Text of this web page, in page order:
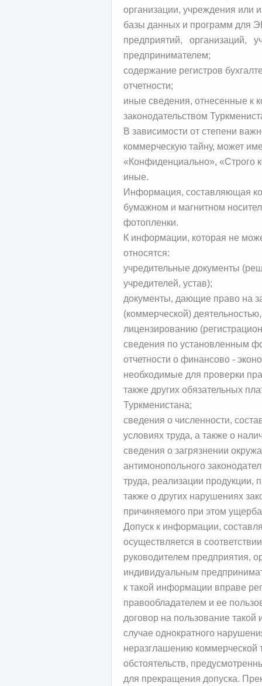
организации, учреждения или
базы данных и программ для
предприятий, организаций,
предпринимателем;
содержание регистров
отчетности;
иные сведения, отнесенные к
законодательством
В зависимости от степени
коммерческую тайну, может
«Конфиденциально», «Строго
иные.
Информация, составляющая
бумажном и магнитном
фотопленки.
К информации, которая не
относятся:
учредительные документы
учредителей, устав);
документы, дающие право на
(коммерческой)
лицензированию
сведения по установленным
отчетности о финансово -
необходимые для проверки
также других обязательных
сведения о численности,
условиях труда, а также о
сведения о загрязнении
антимонопольного
труда, реализации
также о других нарушениях
причиняемого при этом
Допуск к информации,
осуществляется в
руководителем предприятия,
индивидуальным
к такой информации вправе
правообладателем и ее
договор на пользование
случае однократного
неразглашению коммерческой
обстоятельств,
для прекращения допуска.